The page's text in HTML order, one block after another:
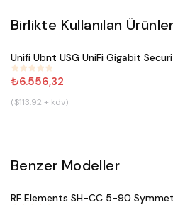
Birlikte Kullanılan Ürünler
#252
Satın Al
₺6.556,32
($113.92 + kdv)
Benzer Modeller
#644
RF Elements SH-CC 5-90